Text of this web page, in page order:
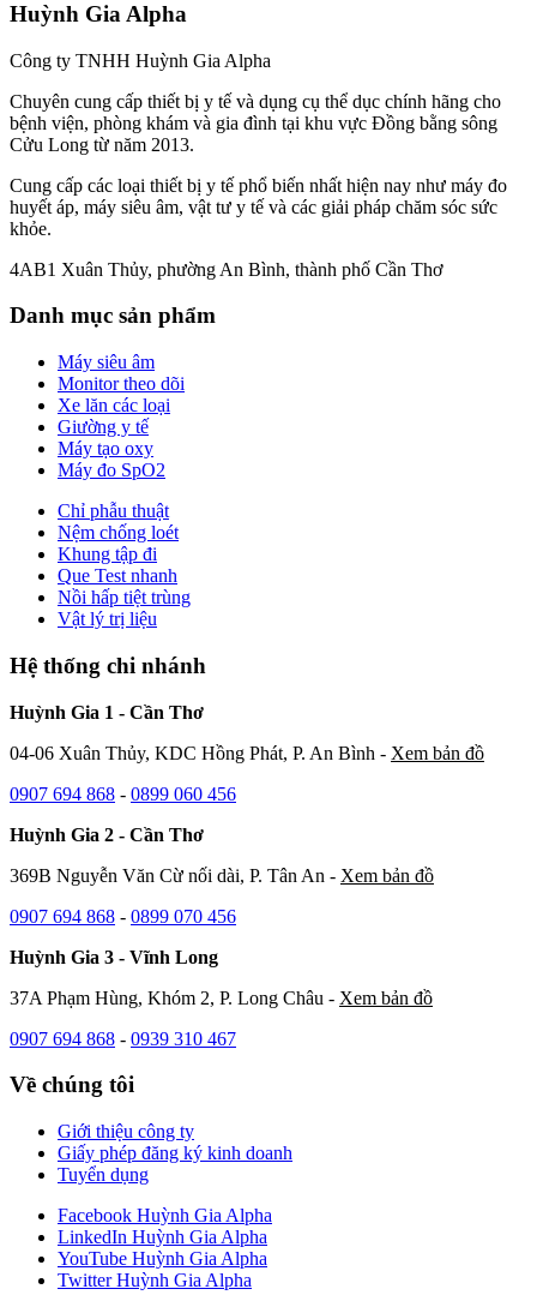
Huỳnh Gia Alpha
Công ty TNHH Huỳnh Gia Alpha
Chuyên cung cấp thiết bị y tế và dụng cụ thể dục chính hãng cho
bệnh viện, phòng khám và gia đình tại khu vực Đồng bằng sông
Cửu Long từ năm 2013.
Cung cấp các loại thiết bị y tế phổ biến nhất hiện nay như máy đo
huyết áp, máy siêu âm, vật tư y tế và các giải pháp chăm sóc sức
khỏe.
4AB1 Xuân Thủy, phường An Bình, thành phố Cần Thơ
Danh mục sản phẩm
Máy siêu âm
Monitor theo dõi
Xe lăn các loại
Giường y tế
Máy tạo oxy
Máy đo SpO2
Chỉ phẫu thuật
Nệm chống loét
Khung tập đi
Que Test nhanh
Nồi hấp tiệt trùng
Vật lý trị liệu
Hệ thống chi nhánh
Huỳnh Gia 1 - Cần Thơ
04-06 Xuân Thủy, KDC Hồng Phát, P. An Bình - Xem bản đồ
0907 694 868 - 0899 060 456
Huỳnh Gia 2 - Cần Thơ
369B Nguyễn Văn Cừ nối dài, P. Tân An - Xem bản đồ
0907 694 868 - 0899 070 456
Huỳnh Gia 3 - Vĩnh Long
37A Phạm Hùng, Khóm 2, P. Long Châu - Xem bản đồ
0907 694 868 - 0939 310 467
Về chúng tôi
Giới thiệu công ty
Giấy phép đăng ký kinh doanh
Tuyển dụng
Facebook Huỳnh Gia Alpha
LinkedIn Huỳnh Gia Alpha
YouTube Huỳnh Gia Alpha
Twitter Huỳnh Gia Alpha